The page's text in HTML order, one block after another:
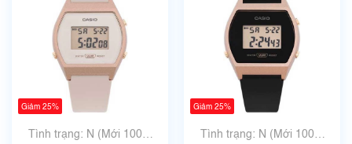
Giảm 25%
Tình trạng: N (Mới 100%
Giảm 25%
Tình trạng: N (Mới 100%